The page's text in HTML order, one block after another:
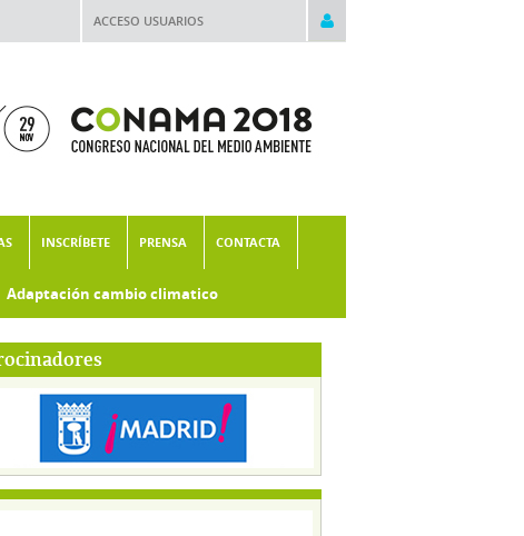
ACCESO USUARIOS
INSCRÍBETE PRENSA CONTACTA
Adaptación cambio climatico